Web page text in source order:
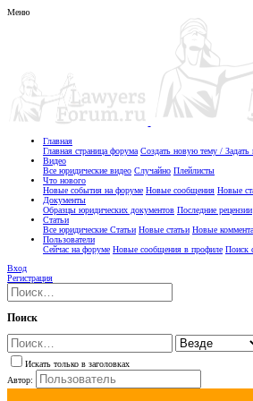
Меню
Главная
Главная страница форума Создать новую тему / Задать
Видео
Все юридические видео Случайно Плейлисты
Что нового
Новые события на форуме Новые сообщения Новые
Документы
Образцы юридических документов Последние рецензии
Статьи
Все юридические Статьи Новые статьи Новые
Пользователи
Сейчас на форуме Новые сообщения в профиле Поиск
Вход
Регистрация
Поиск
Искать только в заголовках
Автор: